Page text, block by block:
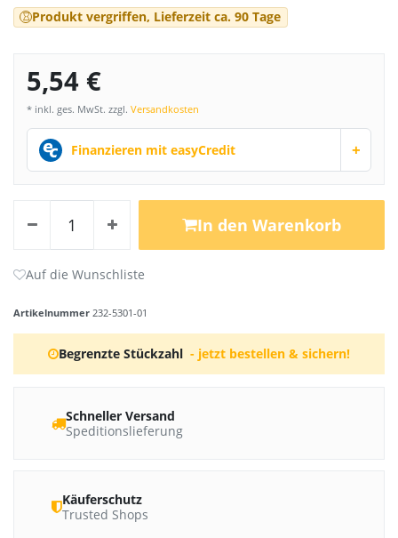
Produkt vergriffen, Lieferzeit ca. 90 Tage
5,54 €
* inkl. ges. MwSt. zzgl. Versandkosten
Finanzieren mit easyCredit +
In den Warenkorb
Artikelnummer 232-5301-01
Begrenzte Stückzahl - jetzt bestellen & sichern!
Schneller Versand
Speditionslieferung
Käuferschutz
Trusted Shops